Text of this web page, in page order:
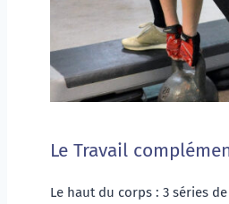
Le Travail
Le haut du corps : 3 séries